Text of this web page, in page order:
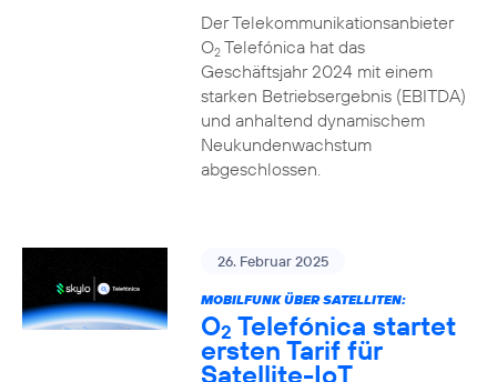
Der Telekommunikationsanbieter
O2Telefónica hat das
Geschäftsjahr 2024 mit einem
starken Betriebsergebnis (EBITDA)
und anhaltend dynamischem
Neukundenwachstum
abgeschlossen.
26. Februar 2025
MOBILFUNK ÜBER SATELLITEN:
O2 Telefónica startet
ersten Tarif für
Satellite-IoT